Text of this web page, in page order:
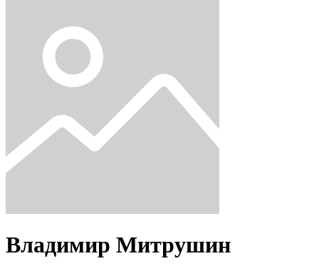
Владимир Митрушин